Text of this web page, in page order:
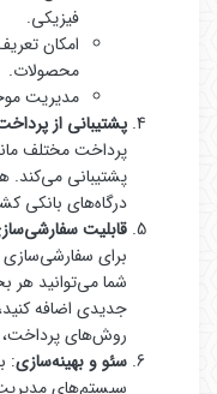
فیزیکی.
امکان
محصولات.
مدیریت
پشتیبانی از
پشتیبانی می‌کند.
درگاه‌های بانکی
قابلیت
برای سفارشی‌سازی
شما می‌توانید هر
جدیدی اضافه
روش‌های
سئو و بهینه‌سازی:
سیستم‌های